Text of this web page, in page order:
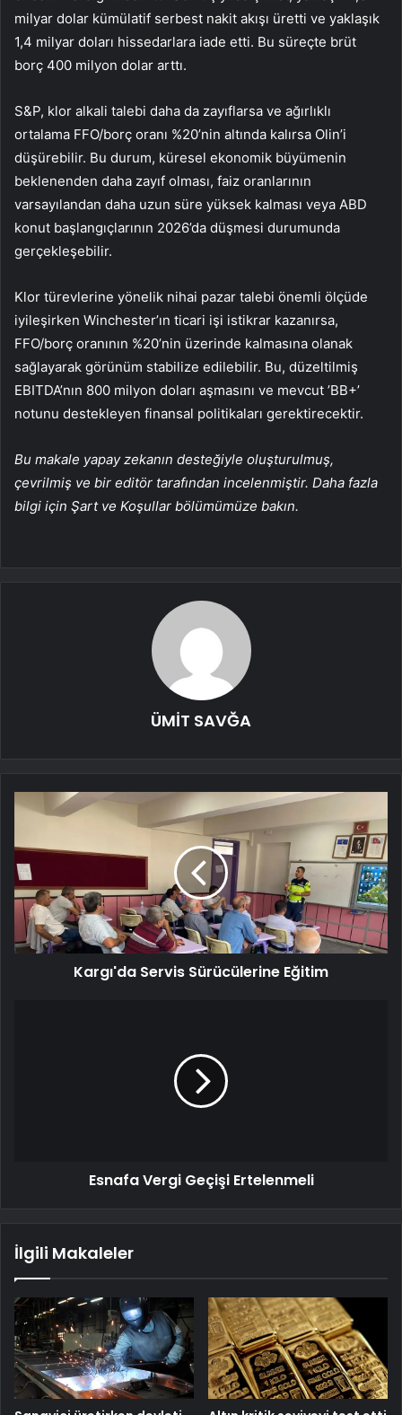
milyar dolar kümülatif serbest nakit akışı üretti ve yaklaşık
1,4 milyar doları hissedarlara iade etti. Bu süreçte brüt
borç 400 milyon dolar arttı.
S&P, klor alkali talebi daha da zayıflarsa ve ağırlıklı
ortalama FFO/borç oranı %20’nin altında kalırsa Olin’i
düşürebilir. Bu durum, küresel ekonomik büyümenin
beklenenden daha zayıf olması, faiz oranlarının
varsayılandan daha uzun süre yüksek kalması veya ABD
konut başlangıçlarının 2026’da düşmesi durumunda
gerçekleşebilir.
Klor türevlerine yönelik nihai pazar talebi önemli ölçüde
iyileşirken Winchester’ın ticari işi istikrar kazanırsa,
FFO/borç oranının %20’nin üzerinde kalmasına olanak
sağlayarak görünüm stabilize edilebilir. Bu, düzeltilmiş
EBITDA’nın 800 milyon doları aşmasını ve mevcut ’BB+’
notunu destekleyen finansal politikaları gerektirecektir.
Bu makale yapay zekanın desteğiyle oluşturulmuş,
çevrilmiş ve bir editör tarafından incelenmiştir. Daha fazla
bilgi için Şart ve Koşullar bölümümüze bakın.
ÜMİT SAVĞA
Kargı'da Servis Sürücülerine Eğitim
Esnafa Vergi Geçişi Ertelenmeli
İlgili Makaleler